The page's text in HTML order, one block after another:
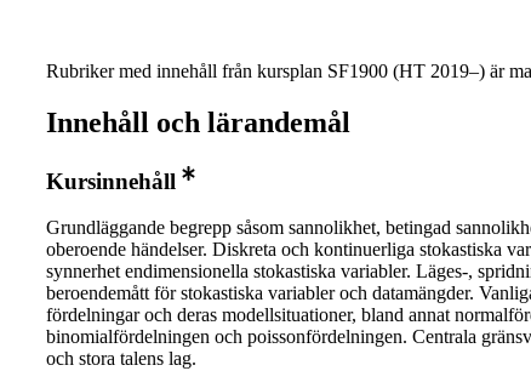
Rubriker med innehåll från kursplan SF1900 (HT 2019–) är
Innehåll och lärandemål
Kursinnehåll
Grundläggande begrepp såsom sannolikhet, betingad
oberoende händelser. Diskreta och kontinuerliga stokastiska
synnerhet endimensionella stokastiska variabler. Läges-,
beroendemått för stokastiska variabler och datamängder.
fördelningar och deras modellsituationer, bland annat
binomialfördelningen och poissonfördelningen. Centrala
och stora talens lag.